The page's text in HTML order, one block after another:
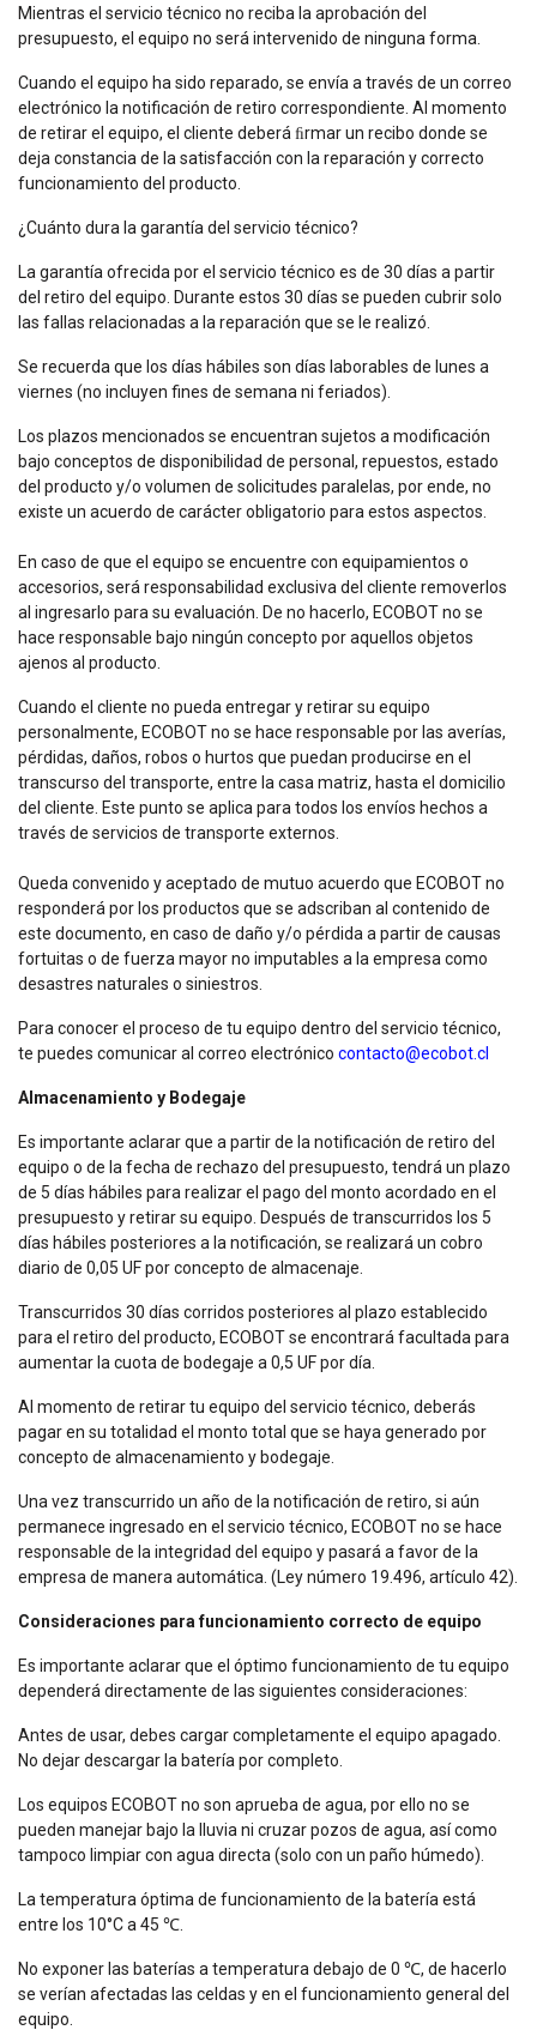
Mientras el servicio técnico no reciba la aprobación del
presupuesto, el equipo no será intervenido de ninguna forma.
Cuando el equipo ha sido reparado, se envía a través de un correo
electrónico la notificación de retiro correspondiente. Al momento
de retirar el equipo, el cliente deberá ﬁrmar un recibo donde se
deja constancia de la satisfacción con la reparación y correcto
funcionamiento del producto.
¿Cuánto dura la garantía del servicio técnico?
La garantía ofrecida por el servicio técnico es de 30 días a partir
del retiro del equipo. Durante estos 30 días se pueden cubrir solo
las fallas relacionadas a la reparación que se le realizó.
Se recuerda que los días hábiles son días laborables de lunes a
viernes (no incluyen fines de semana ni feriados).
Los plazos mencionados se encuentran sujetos a modificación
bajo conceptos de disponibilidad de personal, repuestos, estado
del producto y/o volumen de solicitudes paralelas, por ende, no
existe un acuerdo de carácter obligatorio para estos aspectos.
En caso de que el equipo se encuentre con equipamientos o
accesorios, será responsabilidad exclusiva del cliente removerlos
al ingresarlo para su evaluación. De no hacerlo, ECOBOT no se
hace responsable bajo ningún concepto por aquellos objetos
ajenos al producto.
Cuando el cliente no pueda entregar y retirar su equipo
personalmente, ECOBOT no se hace responsable por las averías,
pérdidas, daños, robos o hurtos que puedan producirse en el
transcurso del transporte, entre la casa matriz, hasta el domicilio
del cliente. Este punto se aplica para todos los envíos hechos a
través de servicios de transporte externos.
Queda convenido y aceptado de mutuo acuerdo que ECOBOT no
responderá por los productos que se adscriban al contenido de
este documento, en caso de daño y/o pérdida a partir de causas
fortuitas o de fuerza mayor no imputables a la empresa como
desastres naturales o siniestros.
Para conocer el proceso de tu equipo dentro del servicio técnico,
te puedes comunicar al correo electrónico contacto@ecobot.cl
Almacenamiento y Bodegaje
Es importante aclarar que a partir de la notificación de retiro del
equipo o de la fecha de rechazo del presupuesto, tendrá un plazo
de 5 días hábiles para realizar el pago del monto acordado en el
presupuesto y retirar su equipo. Después de transcurridos los 5
días hábiles posteriores a la notificación, se realizará un cobro
diario de 0,05 UF por concepto de almacenaje.
Transcurridos 30 días corridos posteriores al plazo establecido
para el retiro del producto, ECOBOT se encontrará facultada para
aumentar la cuota de bodegaje a 0,5 UF por día.
Al momento de retirar tu equipo del servicio técnico, deberás
pagar en su totalidad el monto total que se haya generado por
concepto de almacenamiento y bodegaje.
Una vez transcurrido un año de la notificación de retiro, si aún
permanece ingresado en el servicio técnico, ECOBOT no se hace
responsable de la integridad del equipo y pasará a favor de la
empresa de manera automática. (Ley número 19.496, artículo 42).
Consideraciones para funcionamiento correcto de equipo
Es importante aclarar que el óptimo funcionamiento de tu equipo
dependerá directamente de las siguientes consideraciones:
Antes de usar, debes cargar completamente el equipo apagado.
No dejar descargar la batería por completo.
Los equipos ECOBOT no son aprueba de agua, por ello no se
pueden manejar bajo la lluvia ni cruzar pozos de agua, así como
tampoco limpiar con agua directa (solo con un paño húmedo).
La temperatura óptima de funcionamiento de la batería está
entre los 10°C a 45 ℃.
No exponer las baterías a temperatura debajo de 0 ℃, de hacerlo
se verían afectadas las celdas y en el funcionamiento general del
equipo.